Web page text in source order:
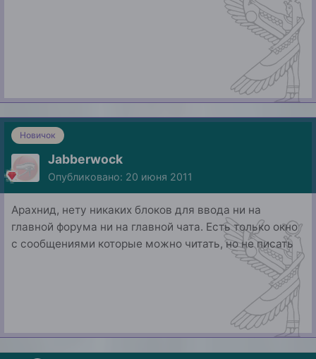
Новичок
Jabberwock
Опубликовано: 20 июня 2011
Арахнид, нету никаких блоков для ввода ни на
главной форума ни на главной чата. Есть только окно
с сообщениями которые можно читать, но не писать